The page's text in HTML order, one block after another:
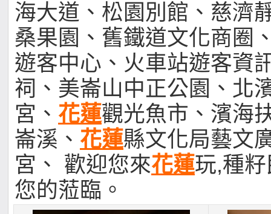
海大道、松園別館、慈濟
桑果園、舊鐵道文化商圈
遊客中心、火車站遊客資
祠、美崙山中正公園、北
宮、 花蓮觀光魚市、濱海
崙溪、 花蓮縣文化局藝文
宮、 歡迎您來花蓮玩,種
您的蒞臨。